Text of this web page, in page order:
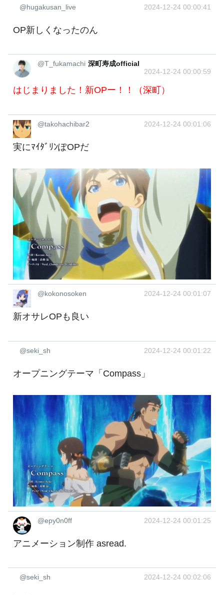
@hugakusan_live 2024-12-24 00:00:41
OP新しくなったのん
@T_fukamachi 深町寿成official
2024-12-24 00:00:59
はじまりました！新OPー！！（深町）
@takohachibar2 2024-12-24 00:01:06
実にﾏｲﾀﾞﾘﾝぽOPだ
@kokonosoken 2024-12-24 00:01:07
新オサレOPも良い
@seki_sh 2024-12-24 00:01:22
オープニングテーマ「Compass」
@epy0n0ff 2024-12-24 00:01:25
アニメーション制作 asread.
@seki_sh 2024-12-24 00:02:06